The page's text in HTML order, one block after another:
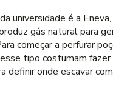
universidade é a
gás natural para
começar a perfurar
tipo costumam fazer
definir onde escavar